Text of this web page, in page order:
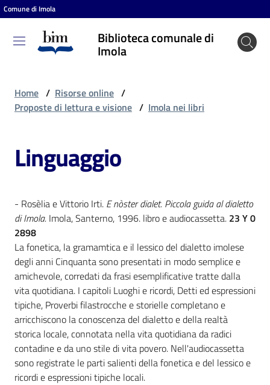
Vai al contenuto
Vai alla navigazione
Vai al footer
Comune di Imola
Biblioteca comunale di
Imola
Biblioteca
comunale
puoi
fare
Scopri
i
contenuti
Risorse
online
Home / Risorse online /
Proposte di lettura e visione / Imola nei libri
Linguaggio
- Rosèlia e Vittorio Irti. E nòster dialet. Piccola guida al dialetto
di Imola. Imola, Santerno, 1996. libro e audiocassetta. 23 Y 0
2898
La fonetica, la gramamtica e il lessico del dialetto imolese
degli anni Cinquanta sono presentati in modo semplice e
amichevole, corredati da frasi esemplificative tratte dalla
vita quotidiana. I capitoli Luoghi e ricordi, Detti ed espressioni
tipiche, Proverbi filastrocche e storielle completano e
arricchiscono la conoscenza del dialetto e della realtà
storica locale, connotata nella vita quotidiana da radici
contadine e da uno stile di vita povero. Nell'audiocassetta
sono registrate le parti salienti della fonetica e del lessico e
ricordi e espressioni tipiche locali.